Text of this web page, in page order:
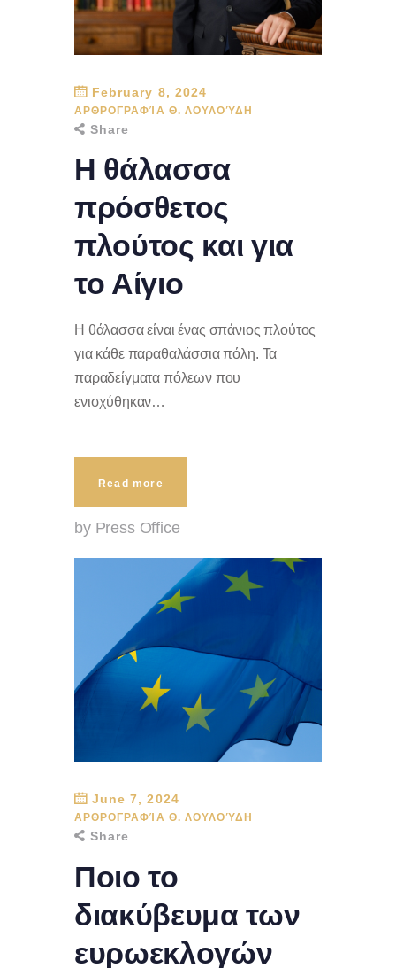
February 8, 2024
ΑΡΘΡΟΓΡΑΦΊΑ Θ. ΛΟΥΛΟΎΔΗ
Share
Η θάλασσα
πρόσθετος
πλούτος και για
το Αίγιο
Η θάλασσα είναι ένας σπάνιος πλούτος
για κάθε παραθαλάσσια πόλη. Τα
παραδείγματα πόλεων που
ενισχύθηκαν…
Read more
by Press Office
June 7, 2024
ΑΡΘΡΟΓΡΑΦΊΑ Θ. ΛΟΥΛΟΎΔΗ
Share
Ποιο το
διακύβευμα των
ευρωεκλογών